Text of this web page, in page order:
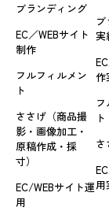
ブランディング
EC／WEBサイト
制作
フルフィルメン
ト
ささげ（商品撮
影・画像加工・
原稿作成・採
寸）
EC/WEBサイト運
用
実
作
用